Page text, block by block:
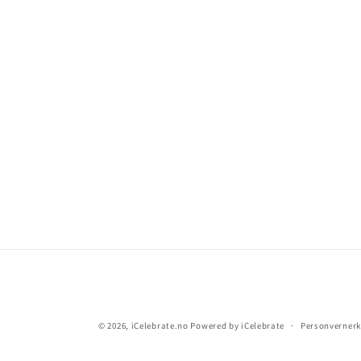
© 2026, iCelebrate.no Powered by iCelebrate